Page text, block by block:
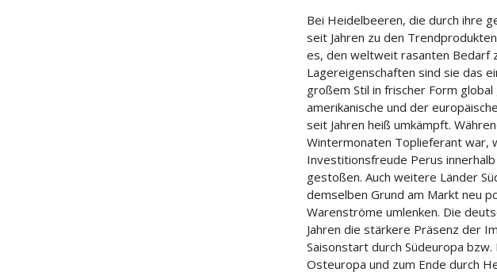
Bei Heidelbeeren, die durch ihre
seit Jahren zu den
es, den weltweit rasanten Bedarf
Lagereigenschaften sind sie das
großem Stil in frischer Form
amerikanische und der
seit Jahren heiß umkämpft.
Wintermonaten Toplieferant war,
Investitionsfreude Perus
gestoßen. Auch weitere Länder
demselben Grund am Markt neu
Warenströme umlenken. Die
Jahren die stärkere Präsenz der
Saisonstart durch Südeuropa
Osteuropa und zum Ende durch